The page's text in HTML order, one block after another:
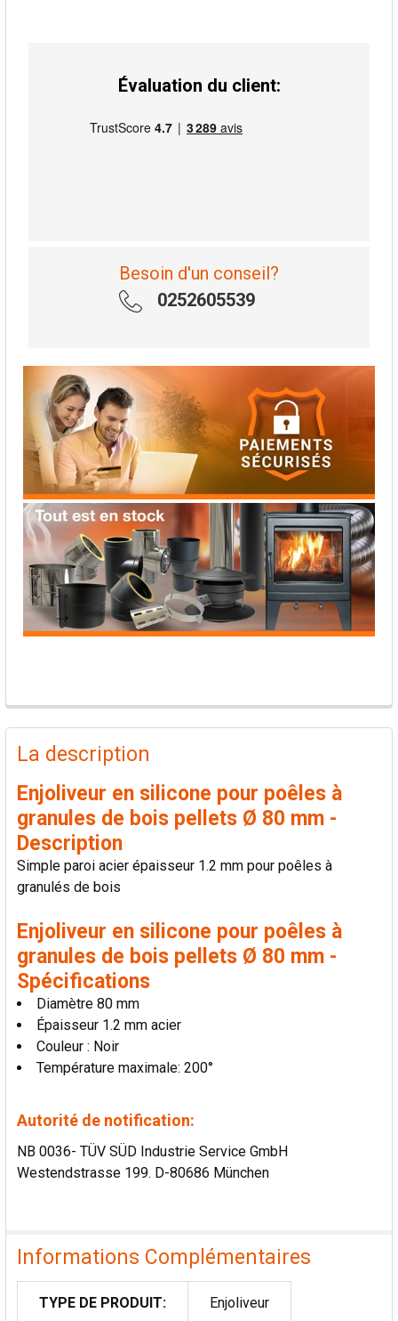
Évaluation du client:
Besoin d'un conseil?
0252605539
PRODUITS
FRÉQUEMMENT
ACHETÉS
TOUT
SÉLECTIONNER
AJOUTER
SÉLECTION
AU PANIER
La description
Enjoliveur en silicone pour poêles à
granules de bois pellets Ø 80 mm -
Description
Simple paroi acier épaisseur 1.2 mm pour poêles à
granulés de bois
Enjoliveur en silicone pour poêles à
granules de bois pellets Ø 80 mm -
Spécifications
Diamètre 80 mm
Épaisseur 1.2 mm acier
Couleur : Noir
Température maximale: 200°
Autorité de notification:
NB 0036- TÜV SÜD Industrie Service GmbH
Westendstrasse 199. D-80686 München
Informations Complémentaires
TYPE DE PRODUIT: Enjoliveur